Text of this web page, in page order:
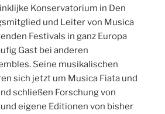
Konservatorium in Den
und Leiter von Musica
Festivals in ganz Europa
Gast bei anderen
Seine musikalischen
sich jetzt um Musica Fiata und
schließen Forschung von
eigene Editionen von bisher